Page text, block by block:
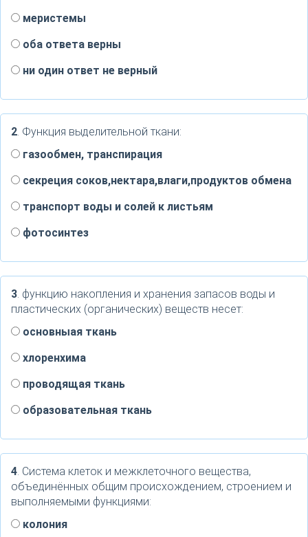
меристемы
оба ответа верны
ни один ответ не верный
2. Функция выделительной ткани:
газообмен, транспирация
секреция соков,нектара,влаги,продуктов обмена
транспорт воды и солей к листьям
фотосинтез
3. функцию накопления и хранения запасов воды и
пластических (органических) веществ несет:
основныая ткань
хлоренхима
проводящая ткань
образовательная ткань
4. Система клеток и межклеточного вещества,
объединённых общим происхождением, строением и
выполняемыми функциями:
колония